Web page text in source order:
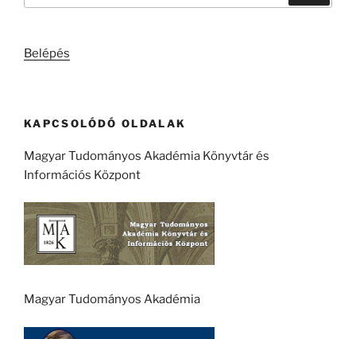
Belépés
KAPCSOLÓDÓ OLDALAK
Magyar Tudományos Akadémia Könyvtár és
Információs Központ
Magyar Tudományos Akadémia